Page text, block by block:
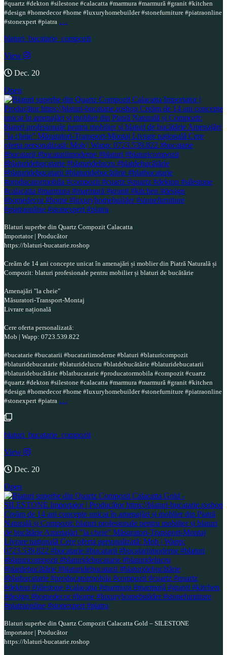
#quartz #dekton #silestone #calacatta #marmura #marmură #granit #kitchen
#design #homedecor #home #luxuryhomebuilder #stonefurniture #piatraonline
#stonexpert #piatra …
blaturi_bucatarie_compozit
View
Dec. 20
Open
Blaturi superbe din Quartz Compozit Calacatta
Importator | Producător
https://blaturi-bucatarie.roshop
Creăm de 14 ani concepte unicat în amenajări și moblier din Piatră Naturală și
Compozit: blaturi profesionale pentru mobilier și blaturi de bucătărie
Amenajări "la cheie"
Măsuratori-Transport-Montaj
Livrare națională
Cere oferta personalizată:
Mob | Wapp: 0723.539.822
#bucatarie #bucatarii #bucatariimoderne #blaturi #blaturicompozit
#blaturidebucatarie #blaturidelucru #blatdebucătărie #blaturidebucatarii
#blaturidebucătărie #blatbucatarie #producatormobila #compozit #cuartz
#quartz #dekton #silestone #calacatta #marmura #marmură #granit #kitchen
#design #homedecor #home #luxuryhomebuilder #stonefurniture #piatraonline
#stonexpert #piatra …
blaturi_bucatarie_compozit
View
Dec. 20
Open
Blaturi superbe din Quartz Compozit Calacatta Gold – SILESTONE
Importator | Producător
https://blaturi-bucatarie.roshop